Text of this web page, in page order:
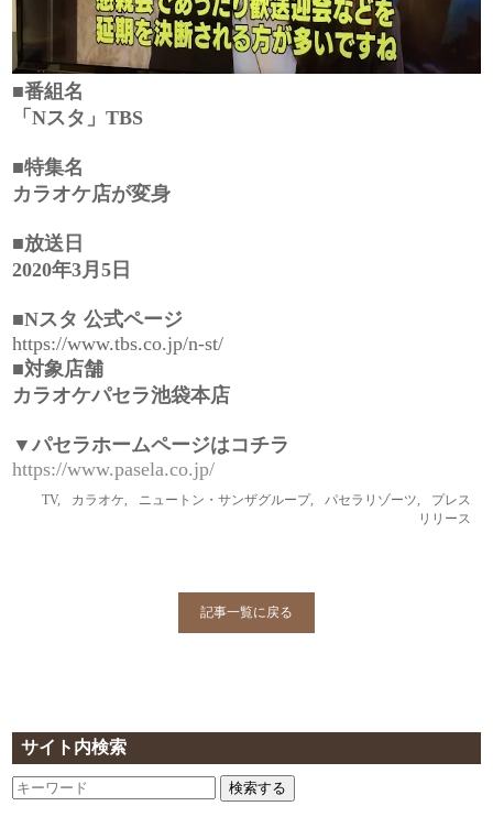
サイト内検索
検索する
■番組名
「Nスタ」TBS
■特集名
カラオケ店が変身
■放送日
2020年3月5日
■Nスタ 公式ページ
https://www.tbs.co.jp/n-st/
■対象店舗
カラオケパセラ池袋本店
▼パセラホームページはコチラ
https://www.pasela.co.jp/
TV, カラオケ ニュートン・サンザグループ, パセラリゾーツ
プレス
リリース
記事一覧に戻る